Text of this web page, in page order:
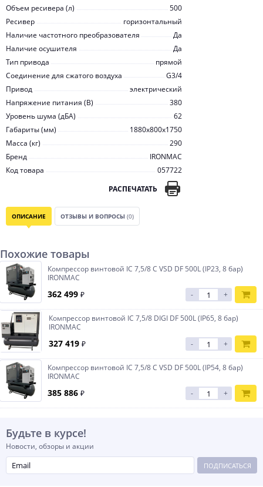
Объем ресивера (л)
500
Ресивер
горизонтальный
Наличие частотного преобразователя
Да
Наличие осушителя
Да
Тип привода
прямой
Соединение для сжатого воздуха
G3/4
Привод
электрический
Напряжение питания (В)
380
Уровень шума (дБА)
62
Габариты (мм)
1880х800х1750
Масса (кг)
290
Бренд
IRONMAC
Код товара
057722
РАСПЕЧАТАТЬ
ОПИСАНИЕ ОТЗЫВЫ И ВОПРОСЫ (0)
Похожие товары
Компрессор винтовой IC 7,5/8 С VSD DF 500L (IP23, 8 бар)
IRONMAC
362 499 ₽ - +
Компрессор винтовой IC 7,5/8 DIGI DF 500L (IP65, 8 бар)
IRONMAC
327 419 ₽ - +
Компрессор винтовой IC 7,5/8 C VSD DF 500L (IP54, 8 бар)
IRONMAC
385 886 ₽ - +
Будьте в курсе!
Новости, обзоры и акции
ПОДПИСАТЬСЯ